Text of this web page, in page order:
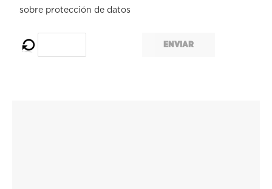
sobre protección de datos
ENVIAR